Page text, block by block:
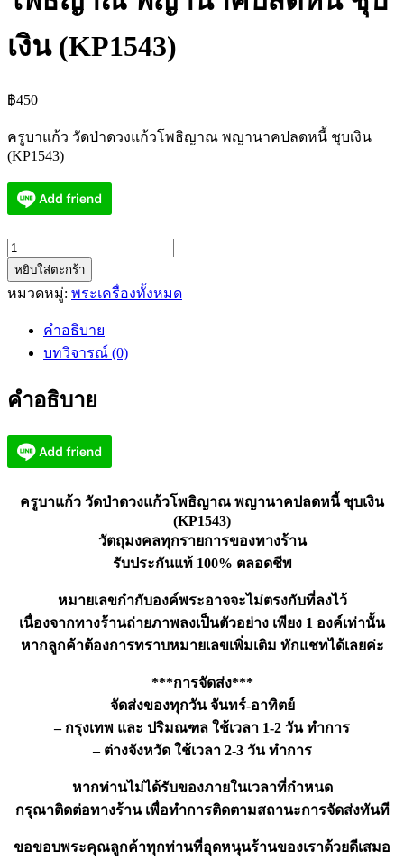
เงิน (KP1543)
฿450
ครูบาแก้ว วัดป่าดวงแก้วโพธิญาณ พญานาคปลดหนี้ ชุบเงิน
(KP1543)
จำนวน
ครูบา
แก้ว
โพธิญาณ
ปลด
ชุบ
หยิบใส่ตะกร้า
หมวดหมู่: พระเครื่องทั้งหมด
คำอธิบาย
บทวิจารณ์ (0)
คำอธิบาย
ครูบาแก้ว วัดป่าดวงแก้วโพธิญาณ พญานาคปลดหนี้ ชุบเงิน
(KP1543)
วัตถุมงคลทุกรายการของทางร้าน
รับประกันแท้ 100% ตลอดชีพ
หมายเลขกำกับองค์พระอาจจะไม่ตรงกับที่ลงไว้
เนื่องจากทางร้านถ่ายภาพลงเป็นตัวอย่าง เพียง 1 องค์เท่านั้น
หากลูกค้าต้องการทราบหมายเลขเพิ่มเติม ทักแชทได้เลยค่ะ
***การจัดส่ง***
จัดส่งของทุกวัน จันทร์-อาทิตย์
– กรุงเทพ และ ปริมณฑล ใช้เวลา 1-2 วัน ทำการ
– ต่างจังหวัด ใช้เวลา 2-3 วัน ทำการ
หากท่านไม่ได้รับของภายในเวลาที่กำหนด
กรุณาติดต่อทางร้าน เพื่อทำการติดตามสถานะการจัดส่งทันที
ขอขอบพระคุณลูกค้าทุกท่านที่อุดหนุนร้านของเราด้วยดีเสมอ